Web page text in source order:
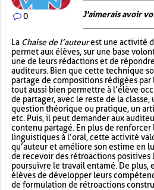
0 J'aimerais avoir
La Chaise de l’auteurest une activité
permet aux élèves, sur une base
une de leurs rédactions et de
auditeurs. Bien que cette technique
partage de compositions rédigées
tout aussi bien permettre à l’élève
de partager, avec le reste de la
question théorique ou pratique, un
etc. Puis, il peut demander aux
contenu partagé. En plus de renforcer
linguistiques à l’oral, cette activité
qu’auteur et améliore son estime en
de recevoir des rétroactions positives
poursuivre le travail entamé. De plus,
élèves de développer leurs
de formulation de rétroactions